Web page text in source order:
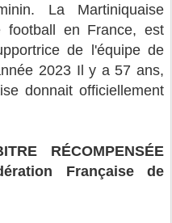
La Martiniquaise
football en France, est
de l'équipe de
2023 Il y a 57 ans,
donnait officiellement
RÉCOMPENSÉE
Française de